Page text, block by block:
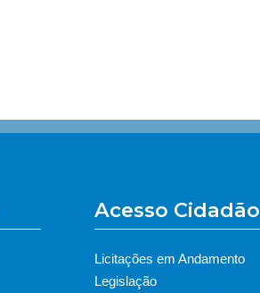
Acesso Cidadão
Licitações em Andamento
Legislação